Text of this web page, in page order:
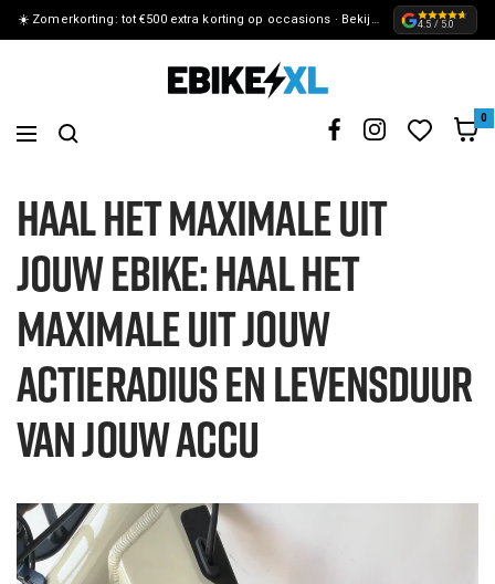
METEEN ☀️ Zomerkorting: tot €500 extra korting op occasions · Bekijk de actie » 4.5 / 5.0
eBikeXL
Navigation
0
Haal het maximale uit
jouw eBike: Haal het
maximale uit jouw
Actieradius en Levensduur
van jouw Accu